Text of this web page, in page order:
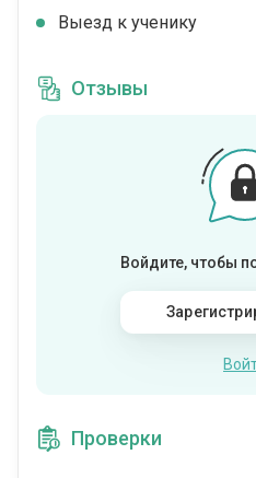
Выезд к ученику
Отзывы
Войдите, чтобы
Проверки